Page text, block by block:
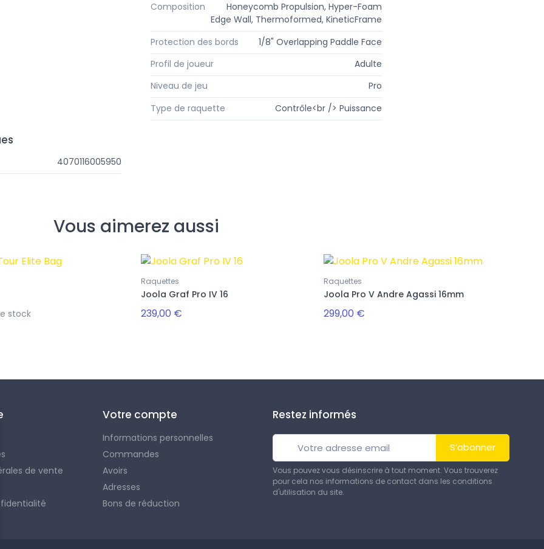
Composition
Honeycomb Propulsion, Hyper-Foam
Edge Wall, Thermoformed, KineticFrame
Protection des bords
1/8" Overlapping Paddle Face
Profil de joueur
Adulte
Niveau de jeu
Pro
Type de raquette
Contrôle<br /> Puissance
4070116005950
Vous aimerez aussi
stock
Raquettes
Joola Graf Pro IV 16
239,00 €
Raquettes
Joola Pro V Andre Agassi 16mm
299,00 €
de vente
Votre compte
Informations personnelles
Commandes
Avoirs
Adresses
Bons de réduction
Restez informés
S’abonner
Vous pouvez vous désinscrire à tout moment. Vous trouverez
pour cela nos informations de contact dans les conditions
d'utilisation du site.